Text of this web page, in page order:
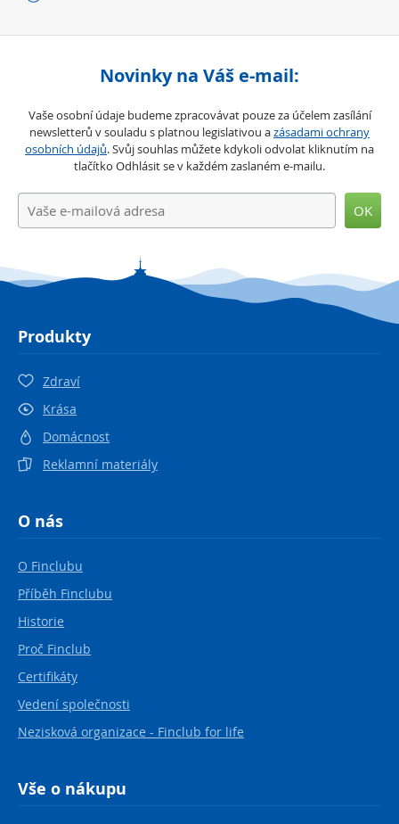
Novinky na Váš e-mail:
Vaše osobní údaje budeme zpracovávat pouze za účelem zasílání
newsletterů v souladu s platnou legislativou azásadami ochrany
osobních údajů. Svůj souhlas můžete kdykoli odvolat kliknutím na
tlačítko Odhlásit se v každém zaslaném e-mailu.
OK
Produkty
Zdraví
Krása
Domácnost
Reklamní materiály
O nás
O Finclubu
Příběh Finclubu
Historie
Proč Finclub
Certifikáty
Vedení společnosti
Nezisková organizace - Finclub for life
Vše o nákupu